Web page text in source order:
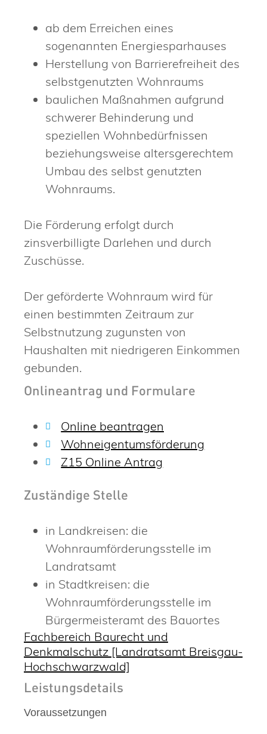
ab dem Erreichen eines
sogenannten Energiesparhauses
Herstellung von Barrierefreiheit des
selbstgenutzten Wohnraums
baulichen Maßnahmen aufgrund
schwerer Behinderung und
speziellen Wohnbedürfnissen
beziehungsweise altersgerechtem
Umbau des selbst genutzten
Wohnraums.
Die Förderung erfolgt durch
zinsverbilligte Darlehen und durch
Zuschüsse.
Der geförderte Wohnraum wird für
einen bestimmten Zeitraum zur
Selbstnutzung zugunsten von
Haushalten mit niedrigeren Einkommen
gebunden.
Onlineantrag und Formulare
Online beantragen
Wohneigentumsförderung
Z15 Online Antrag
Zuständige Stelle
in Landkreisen: die
Wohnraumförderungsstelle im
Landratsamt
in Stadtkreisen: die
Wohnraumförderungsstelle im
Bürgermeisteramt des Bauortes
Fachbereich Baurecht und
Denkmalschutz [Landratsamt Breisgau-
Hochschwarzwald]
Leistungsdetails
Voraussetzungen